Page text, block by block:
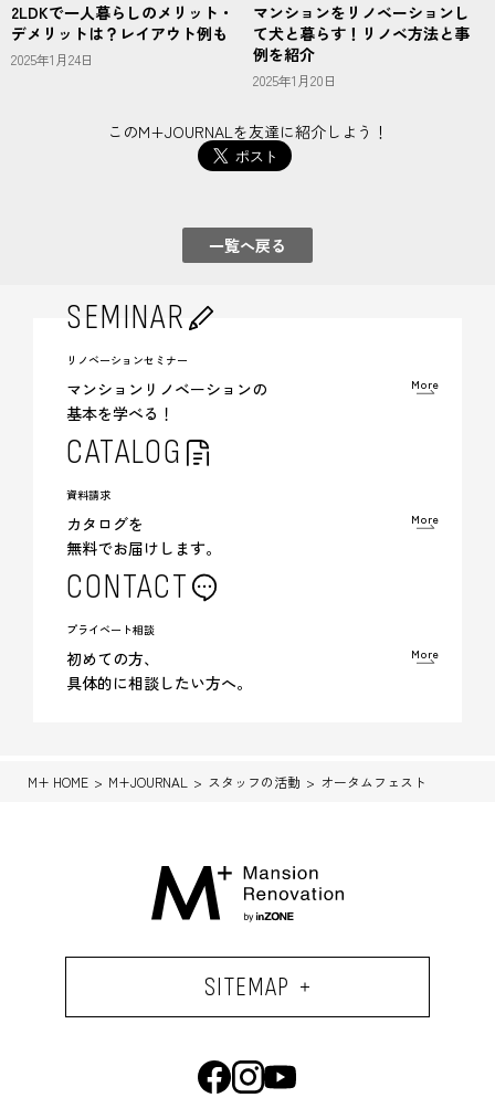
2LDKで一人暮らしのメリット・
デメリットは？レイアウト例も
2025年1月24日
マンションをリノベーションし
て犬と暮らす！リノベ方法と事
例を紹介
2025年1月20日
このM+JOURNALを友達に紹介しよう！
一覧へ戻る
SEMINAR
リノベーションセミナー
マンションリノベーションの
基本を学べる！
More
CATALOG
資料請求
カタログを
無料でお届けします。
More
CONTACT
プライベート相談
初めての方、
具体的に相談したい方へ。
More
M+ HOME M+JOURNAL スタッフの活動 オータムフェスト
SITEMAP